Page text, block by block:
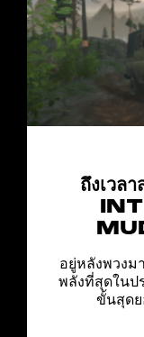
ถึงเวล
อยู่หลังพวง
พลังที่สุดในป
ขั้นสุดย